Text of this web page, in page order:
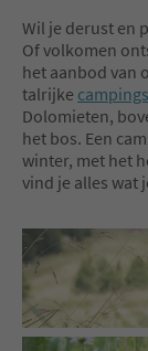
Wil je derust en
Of volkomen
het aanbod van
talrijke campings
Dolomieten,
het bos. Een
winter, met het
vind je alles wat